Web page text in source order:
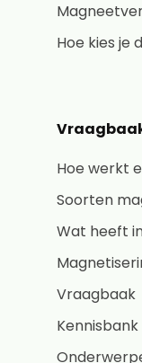
Hoe kies je
Hoe werkt
Soorten
Wat heeft
Vraagbaak
Kennisbank